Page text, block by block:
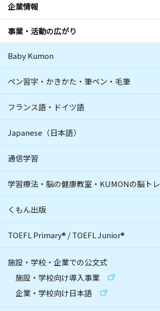
企業情報
事業・活動の広がり
Baby Kumon
ペン習字・かきかた・筆ペン・毛筆
フランス語・ドイツ語
Japanese（日本語）
通信学習
学習療法・脳の健康教室・KUMONの脳トレ
くもん出版
TOEFL Primary® /TOEFL Junior®
施設・学校・企業での公文式
施設・学校向け導入事業
企業・学校向け日本語